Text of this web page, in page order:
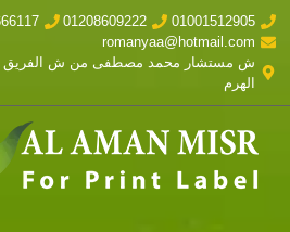
01001512905
01208609222
romanyaa@hotmail.com
ش مستشار محمد مصطفى من ش الفريق
الهرم